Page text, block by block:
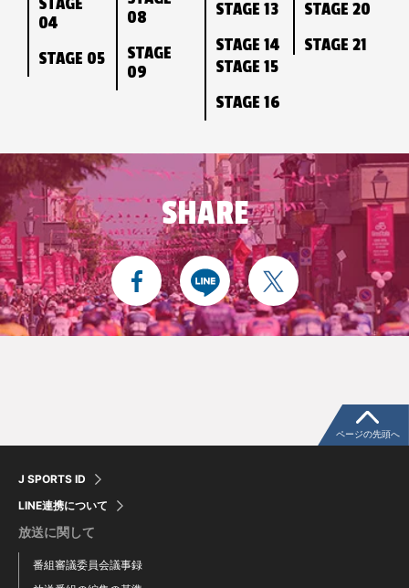
04
STAGE 05
08
STAGE
09
STAGE 13
STAGE 14
STAGE 15
STAGE 16
STAGE 20
STAGE 21
SHARE
J SPORTS ID
LINE連携について
放送に関して
番組審議委員会議事録
ページの先頭へ